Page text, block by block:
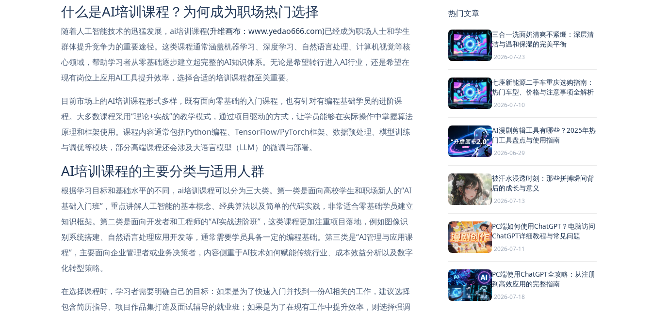
什么是AI培训课程？为何成为职场热门选择
随着人工智能技术的迅猛发展，ai培训课程(升维画布：www.yedao666.com)已经成为职场人士和学生
群体提升竞争力的重要途径。这类课程通常涵盖机器学习、深度学习、自然语言处理、计算机视觉等核
心领域，帮助学习者从零基础逐步建立起完整的AI知识体系。无论是希望转行进入AI行业，还是希望在
现有岗位上应用AI工具提升效率，选择合适的培训课程都至关重要。
目前市场上的AI培训课程形式多样，既有面向零基础的入门课程，也有针对有编程基础学员的进阶课
程。大多数课程采用“理论+实战”的教学模式，通过项目驱动的方式，让学员能够在实际操作中掌握算法
原理和框架使用。课程内容通常包括Python编程、TensorFlow/PyTorch框架、数据预处理、模型训练
与调优等模块，部分高端课程还会涉及大语言模型（LLM）的微调与部署。
AI培训课程的主要分类与适用人群
根据学习目标和基础水平的不同，ai培训课程可以分为三大类。第一类是面向高校学生和职场新人的“AI
基础入门班”，重点讲解人工智能的基本概念、经典算法以及简单的代码实践，非常适合零基础学员建立
知识框架。第二类是面向开发者和工程师的“AI实战进阶班”，这类课程更加注重项目落地，例如图像识
别系统搭建、自然语言处理应用开发等，通常需要学员具备一定的编程基础。第三类是“AI管理与应用课
程”，主要面向企业管理者或业务决策者，内容侧重于AI技术如何赋能传统行业、成本效益分析以及数字
化转型策略。
在选择课程时，学习者需要明确自己的目标：如果是为了快速入门并找到一份AI相关的工作，建议选择
包含简历指导、项目作品集打造及面试辅导的就业班；如果是为了在现有工作中提升效率，则选择强调
热门文章
三合一洗面奶清爽不紧绷：深层清
洁与温和保湿的完美平衡
2026-07-23
七座新能源二手车重庆选购指南：
热门车型、价格与注意事项全解析
2026-07-10
AI漫剧剪辑工具有哪些？2025年热
门工具盘点与使用指南
2026-06-29
被汗水浸透时刻：那些拼搏瞬间背
后的成长与意义
2026-07-13
PC端如何使用ChatGPT？电脑访问
ChatGPT详细教程与常见问题
2026-07-11
PC端使用ChatGPT全攻略：从注册
到高效应用的完整指南
2026-07-18